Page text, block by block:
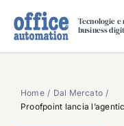
Tecnologie
business
SPECIAL PAPER
TAVOLE ROTONDE DI
Home
Dal Mercato
Proofpoint lancia